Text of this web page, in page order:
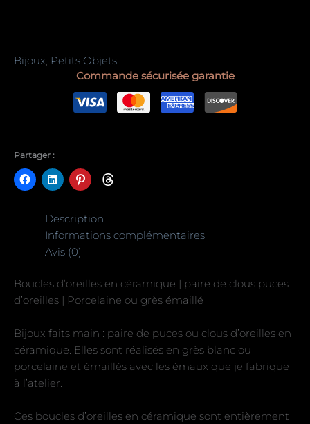
Bijoux, Petits Objets
Commande sécurisée garantie
Partager :
Description
Informations complémentaires
Avis (0)
Boucles d’oreilles en céramique | paire de clous puces
d’oreilles | Porcelaine ou grès émaillé
Bijoux faits main : paire de puces ou clous d’oreilles en
céramique. Elles sont réalisés en grès blanc ou
porcelaine et émaillés avec les émaux que je fabrique
à l’atelier.
Ces boucles d’oreilles en céramique sont entièrement